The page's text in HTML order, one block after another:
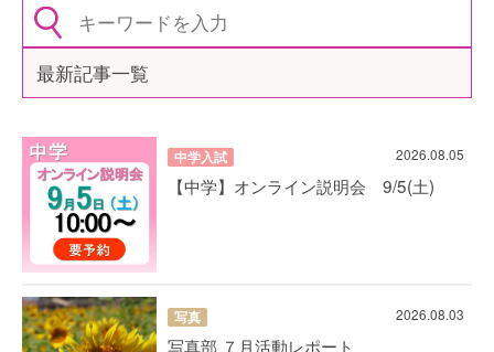
最新記事一覧
中学入試 2026.08.05
【中学】オンライン説明会 9/5(土)
写真 2026.08.03
写真部 ７月活動レポート